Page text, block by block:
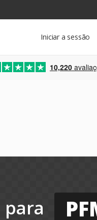
Iniciar a sessão
10,220
para